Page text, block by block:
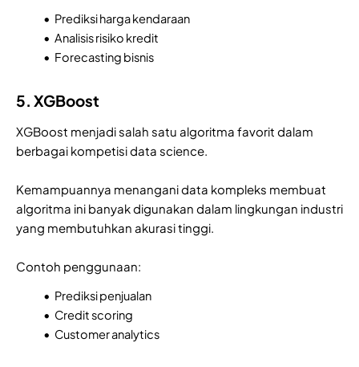
Prediksi harga kendaraan
Analisis risiko kredit
Forecasting bisnis
5. XGBoost
XGBoost menjadi salah satu algoritma favorit dalam
berbagai kompetisi data science.
Kemampuannya menangani data kompleks membuat
algoritma ini banyak digunakan dalam lingkungan industri
yang membutuhkan akurasi tinggi.
Contoh penggunaan:
Prediksi penjualan
Credit scoring
Customer analytics